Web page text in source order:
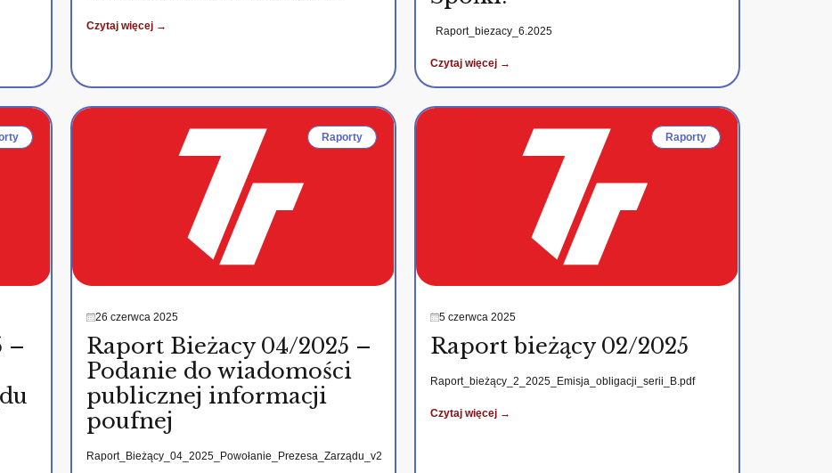
Czytaj więcej → Raport_biezacy_6.2025
Czytaj więcej →
–
Raporty
26 czerwca 2025
Raport Bieżacy 04/2025 –
Podanie do wiadomości
publicznej informacji
poufnej
Raport_Bieżący_04_2025_Powołanie_Prezesa_Zarządu_v2
Raporty
5 czerwca 2025
Raport bieżący 02/2025
Raport_bieżący_2_2025_Emisja_obligacji_serii_B.pdf
Czytaj więcej →